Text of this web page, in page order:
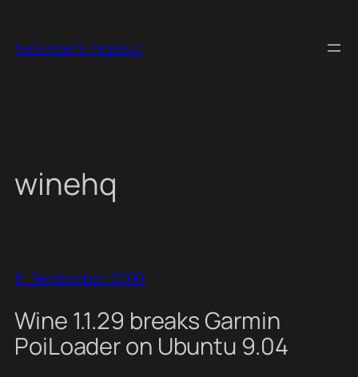
content
helixrider's hideout
winehq
8. September 2009
Wine 1.1.29 breaks Garmin
PoiLoader on Ubuntu 9.04